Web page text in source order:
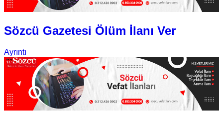
Sözcü Gazetesi Ölüm İlanı Ver
Ayrıntı